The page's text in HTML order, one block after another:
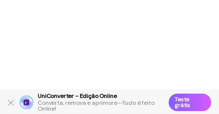
UniConverter - Edição Online
Converta, remova e aprimore--Tudo é feito
Online!
Teste
grátis